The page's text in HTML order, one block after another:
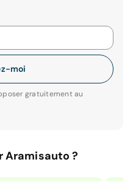
moi
gratuitement au
Aramisauto ?